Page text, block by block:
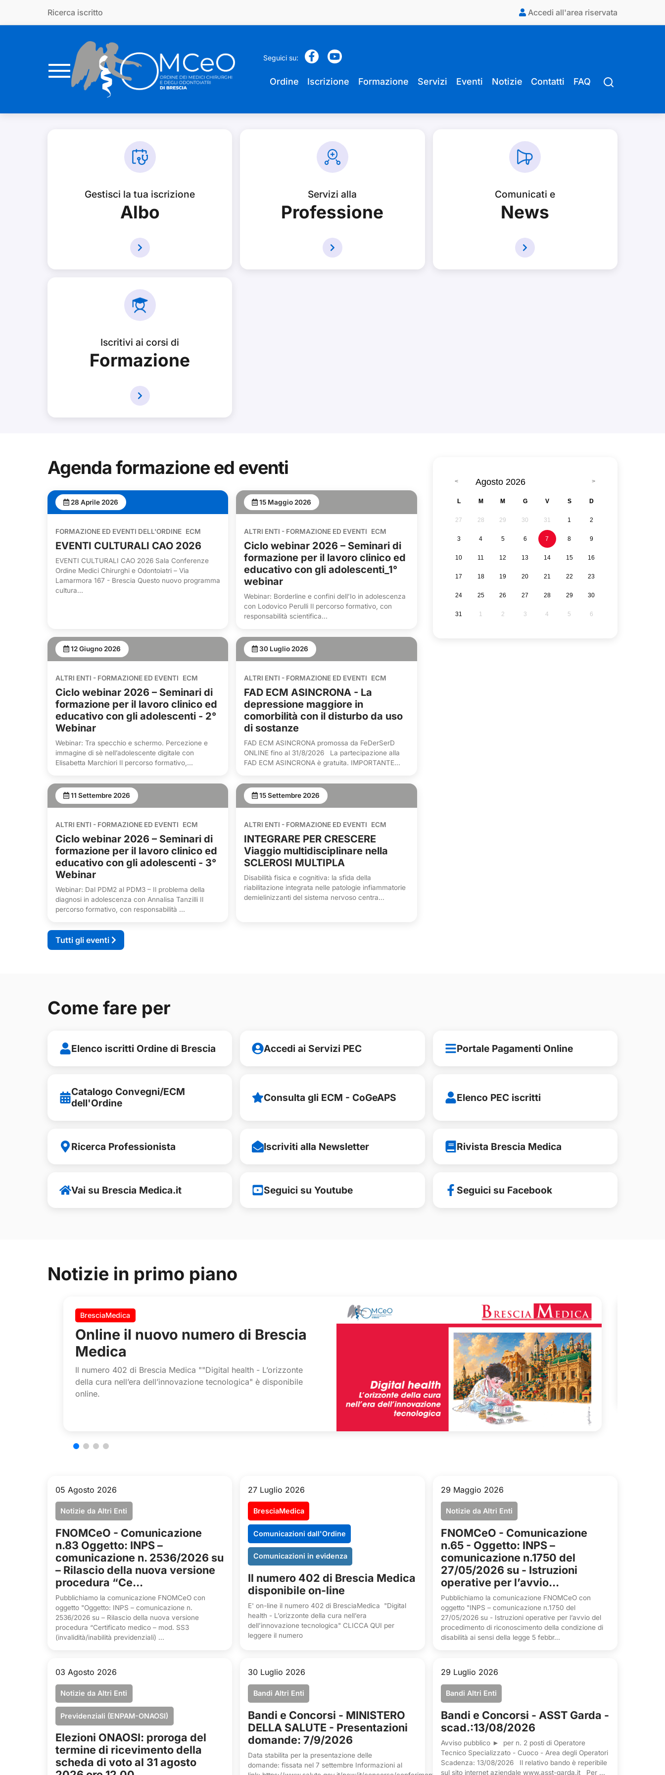
Ricerca iscritto Accedi all'area riservata
Seguici su:
Ordine Iscrizione Formazione Servizi Eventi Notizie Contatti FAQ
Gestisci la tua iscrizione
Albo
Servizi alla
Professione
Comunicati e
News
Iscritivi ai corsi di
Formazione
Agenda formazione ed eventi
28 Aprile 2026
FORMAZIONE ED EVENTI DELL'ORDINE ECM
EVENTI CULTURALI CAO 2026
EVENTI CULTURALI CAO 2026 Sala Conferenze
Ordine Medici Chirurghi e Odontoiatri – Via
Lamarmora 167 - Brescia Questo nuovo programma
cultura...
15 Maggio 2026
ALTRI ENTI - FORMAZIONE ED EVENTI ECM
Ciclo webinar 2026 – Seminari di
formazione per il lavoro clinico ed
educativo con gli adolescenti_1°
webinar
Webinar: Borderline e confini dell’Io in adolescenza
con Lodovico Perulli Il percorso formativo, con
responsabilità scientifica...
12 Giugno 2026
ALTRI ENTI - FORMAZIONE ED EVENTI ECM
Ciclo webinar 2026 – Seminari di
formazione per il lavoro clinico ed
educativo con gli adolescenti - 2°
Webinar
Webinar: Tra specchio e schermo. Percezione e
immagine di sè nell’adolescente digitale con
Elisabetta Marchiori Il percorso formativo,...
30 Luglio 2026
ALTRI ENTI - FORMAZIONE ED EVENTI ECM
FAD ECM ASINCRONA - La
depressione maggiore in
comorbilità con il disturbo da uso
di sostanze
FAD ECM ASINCRONA promossa da FeDerSerD
ONLINE fino al 31/8/2026 La partecipazione alla
FAD ECM ASINCRONA è gratuita. IMPORTANTE...
11 Settembre 2026
ALTRI ENTI - FORMAZIONE ED EVENTI ECM
Ciclo webinar 2026 – Seminari di
formazione per il lavoro clinico ed
educativo con gli adolescenti - 3°
Webinar
Webinar: Dal PDM2 al PDM3 – Il problema della
diagnosi in adolescenza con Annalisa Tanzilli Il
percorso formativo, con responsabilità ...
15 Settembre 2026
ALTRI ENTI - FORMAZIONE ED EVENTI ECM
INTEGRARE PER CRESCERE
Viaggio multidisciplinare nella
SCLEROSI MULTIPLA
Disabilità fisica e cognitiva: la sfida della
riabilitazione integrata nelle patologie infiammatorie
demielinizzanti del sistema nervoso centra...
Tutti gli eventi
Agosto 2026
L M M G V S D
27 28 29 30 31 1 2
3 4 5 6 7 8 9
10 11 12 13 14 15 16
17 18 19 20 21 22 23
24 25 26 27 28 29 30
31 1 2 3 4 5 6
Come fare per
Elenco iscritti Ordine di Brescia Accedi ai Servizi PEC Portale Pagamenti Online
Catalogo Convegni/ECM
dell'Ordine
Consulta gli ECM - CoGeAPS Elenco PEC iscritti
Ricerca Professionista Iscriviti alla Newsletter Rivista Brescia Medica
Vai su Brescia Medica.it Seguici su Youtube Seguici su Facebook
Notizie in primo piano
BresciaMedica
Online il nuovo numero di Brescia
Medica
Il numero 402 di Brescia Medica ""Digital health - L’orizzonte
della cura nell’era dell’innovazione tecnologica" è disponibile
online.
05 Agosto 2026
Notizie da Altri Enti
FNOMCeO - Comunicazione
n.83 Oggetto: INPS –
comunicazione n. 2536/2026 su
– Rilascio della nuova versione
procedura “Ce...
Pubblichiamo la comunicazione FNOMCeO con
oggetto "Oggetto: INPS – comunicazione n.
2536/2026 su – Rilascio della nuova versione
procedura “Certificato medico – mod. SS3
(invalidità/inabilità previdenziali) ...
27 Luglio 2026
BresciaMedica
Comunicazioni dall'Ordine
Comunicazioni in evidenza
Il numero 402 di Brescia Medica
disponibile on-line
E' on-line il numero 402 di BresciaMedica "Digital
health - L’orizzonte della cura nell’era
dell’innovazione tecnologica" CLICCA QUI per
leggere il numero
29 Maggio 2026
Notizie da Altri Enti
FNOMCeO - Comunicazione
n.65 - Oggetto: INPS –
comunicazione n.1750 del
27/05/2026 su - Istruzioni
operative per l’avvio...
Pubblichiamo la comunicazione FNOMCeO con
oggetto "INPS – comunicazione n.1750 del
27/05/2026 su - Istruzioni operative per l’avvio del
procedimento di riconoscimento della condizione di
disabilità ai sensi della legge 5 febbr...
03 Agosto 2026
Notizie da Altri Enti
Previdenziali (ENPAM-ONAOSI)
Elezioni ONAOSI: proroga del
termine di ricevimento della
scheda di voto al 31 agosto
30 Luglio 2026
Bandi Altri Enti
Bandi e Concorsi - MINISTERO
DELLA SALUTE - Presentazioni
domande: 7/9/2026
Data stabilita per la presentazione delle
domande: fissata nel 7 settembre Informazioni al
29 Luglio 2026
Bandi Altri Enti
Bandi e Concorsi - ASST Garda -
scad.:13/08/2026
Avviso pubblico ► per n. 2 posti di Operatore
Tecnico Specializzato - Cuoco - Area degli Operatori
Scadenza: 13/08/2026 Il relativo bando è reperibile
sul sito internet aziendale www.asst-garda.it Per ...